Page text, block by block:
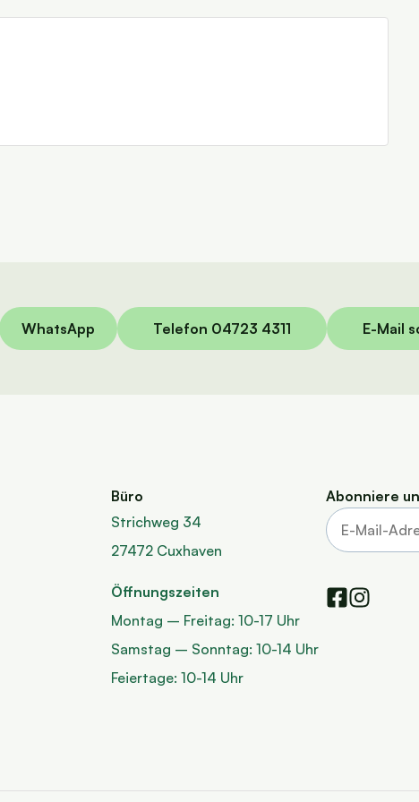
WhatsApp Telefon 04723 4311 E-Mail
Büro
Strichweg 34
27472 Cuxhaven
Öffnungszeiten
Montag – Freitag: 10-17 Uhr
Samstag – Sonntag: 10-14 Uhr
Feiertage: 10-14 Uhr
Abonniere